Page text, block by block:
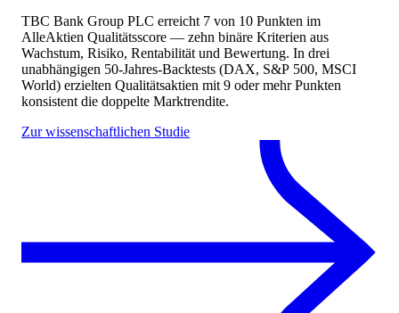
TBC Bank Group PLC erreicht 7 von 10 Punkten im
AlleAktien Qualitätsscore — zehn binäre Kriterien aus
Wachstum, Risiko, Rentabilität und Bewertung. In drei
unabhängigen 50-Jahres-Backtests (DAX, S&P 500, MSCI
World) erzielten Qualitätsaktien mit 9 oder mehr Punkten
konsistent die doppelte Marktrendite.
Zur wissenschaftlichen Studie